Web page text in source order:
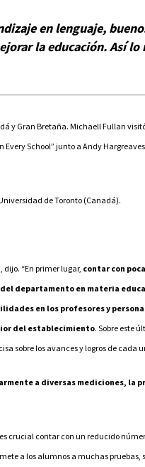
en lenguaje,
la educación. Así lo
y Gran Bretaña. Michaell Fullan
School” junto a Andy
de Toronto (Canadá).
dijo. “En primer lugar, contar con
departamento en materia
en los profesores y
del establecimiento. Sobre este
los avances y logros de cada
a diversas mediciones, la
crucial contar con un reducido
a los alumnos a muchas pruebas,